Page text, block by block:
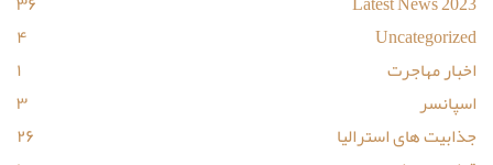
Uncategorized
۴
اخبار مهاجرت
۱
اسپانسر
۳
جذابیت های استرالیا
۲۶